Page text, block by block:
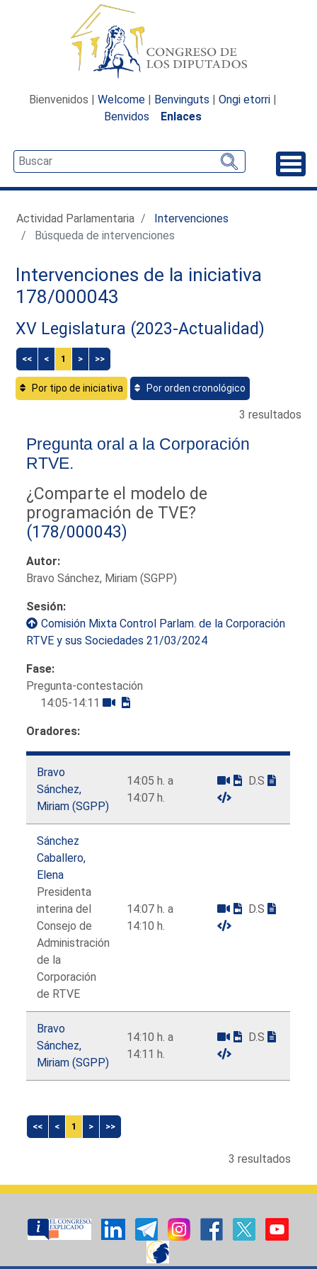
Bienvenidos | Welcome | Benvinguts | Ongi etorri |
Benvidos
Enlaces
Actividad Parlamentaria
Intervenciones
Búsqueda de intervenciones
Intervenciones de la iniciativa
178/000043
XV Legislatura (2023-Actualidad)
<< < 1 > >>
Por tipo de iniciativa Por orden cronológico
3 resultados
Pregunta oral a la Corporación
RTVE.
¿Comparte el modelo de
programación de TVE?
(178/000043)
Autor:
Bravo Sánchez, Miriam (SGPP)
Sesión:
Comisión Mixta Control Parlam. de la Corporación
RTVE y sus Sociedades 21/03/2024
Fase:
Pregunta-contestación
14:05-14:11
Oradores:
Bravo
Sánchez,
Miriam (SGPP)
14:05 h. a
14:07 h.
D.S
Sánchez
Caballero,
Elena
Presidenta
interina del
Consejo de
Administración
de la
Corporación
de RTVE
14:07 h. a
14:10 h.
D.S
Bravo
Sánchez,
Miriam (SGPP)
14:10 h. a
14:11 h.
D.S
<< < 1 > >>
3 resultados